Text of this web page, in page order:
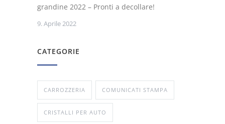
grandine 2022 – Pronti a decollare!
9. Aprile 2022
CATEGORIE
CARROZZERIA COMUNICATI STAMPA
CRISTALLI PER AUTO